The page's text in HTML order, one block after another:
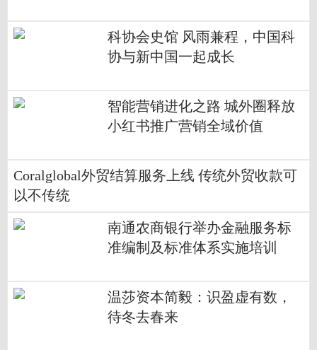
科协会史馆 风雨兼程，中国科
协与新中国一起成长
智能营销进化之路 城外圈释放
小红书推广营销全域价值
Coralglobal外贸结算服务上线 传统外贸收款可
以不传统
南通农商银行举办金融服务标
准编制及标准体系实施培训
​温莎资本简毅：识盈虚有数，
待冬去春来